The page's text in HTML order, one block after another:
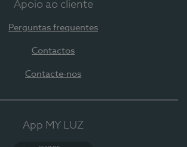
Apoio ao cliente
Perguntas frequentes
Contactos
Contacte-nos
App MY LUZ